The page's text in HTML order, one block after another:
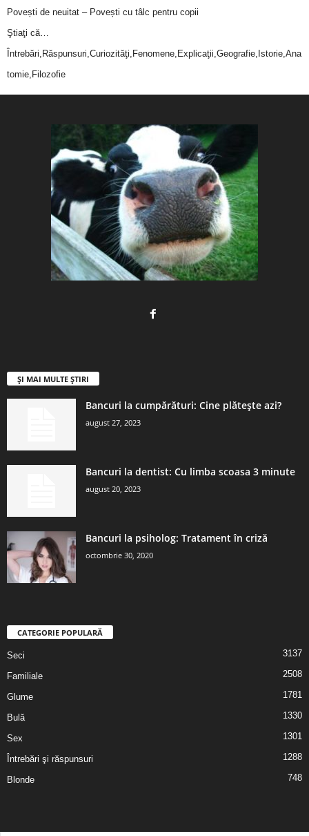
Povești de neuitat – Povești cu tâlc pentru copii
Ştiaţi că…
Întrebări,Răspunsuri,Curiozităţi,Fenomene,Explicaţii,Geografie,Istorie,Ana
tomie,Filozofie
ȘI MAI MULTE ȘTIRI
Bancuri la cumpărături: Cine plătește azi?
august 27, 2023
Bancuri la dentist: Cu limba scoasa 3 minute
august 20, 2023
Bancuri la psiholog: Tratament în criză
octombrie 30, 2020
CATEGORIE POPULARĂ
Seci 3137
Familiale 2508
Glume 1781
Bulă 1330
Sex 1301
Întrebări şi răspunsuri 1288
Blonde 748